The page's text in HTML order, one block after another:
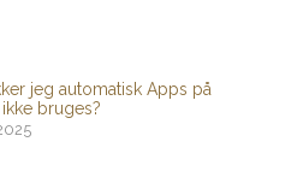
jeg automatisk Apps på
bruges?